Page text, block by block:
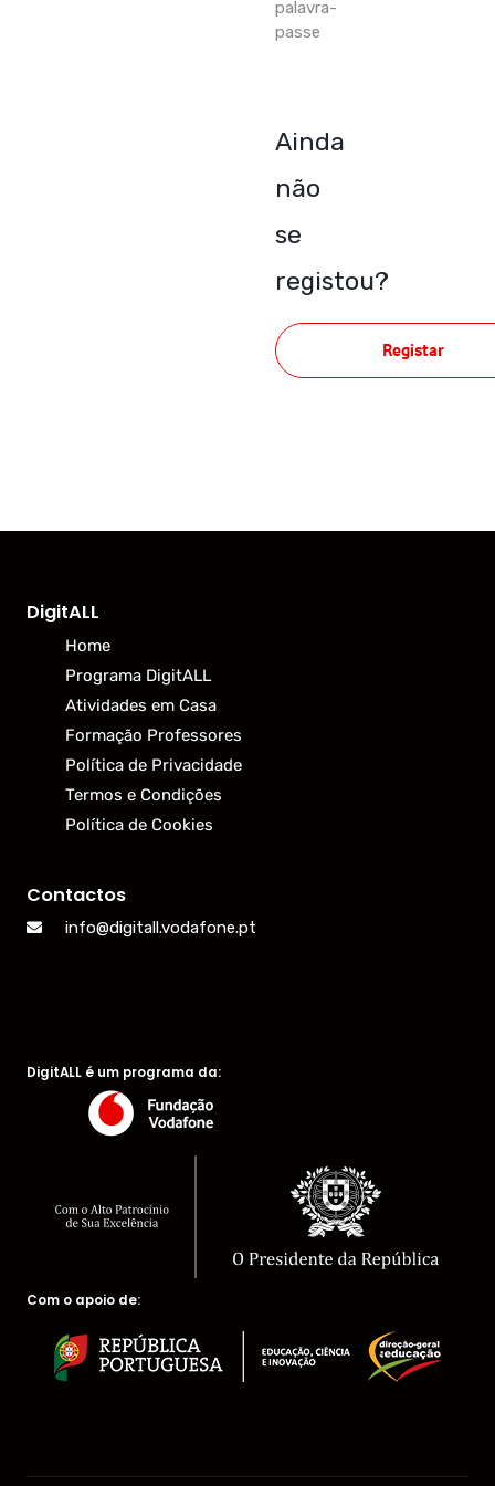
palavra-
passe
Ainda
não
se
registou?
Registar
DigitALL
Home
Programa DigitALL
Atividades em Casa
Formação Professores
Política de Privacidade
Termos e Condições
Política de Cookies
Contactos
info@digitall.vodafone.pt
DigitALL é um programa da:
Com o apoio de: